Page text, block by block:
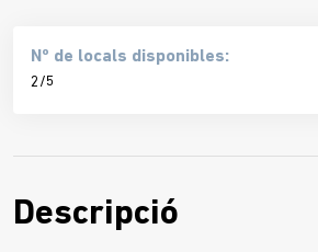
Nº de locals disponibles:
2/5
Descripció